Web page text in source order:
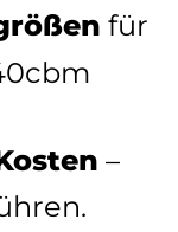
für
–